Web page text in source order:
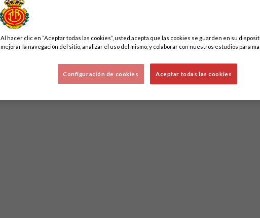
Al hacer clic en “Aceptar todas las cookies”, usted acepta que las cookies se guarden en su
mejorar la navegación del sitio, analizar el uso del mismo, y colaborar con nuestros estudios para
Aceptar todas las cookies
Configuración de cookies